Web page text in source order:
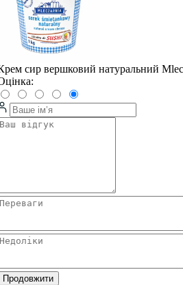
сир вершковий натуральний
Продовжити